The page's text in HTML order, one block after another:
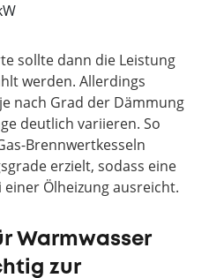
sollte dann die Leistung
werden. Allerdings
nach Grad der Dämmung
deutlich variieren. So
Brennwertkesseln
erzielt, sodass eine
Ölheizung ausreicht.
Warmwasser
zur